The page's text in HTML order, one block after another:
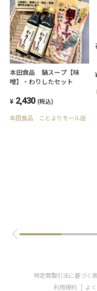
本田食品 鍋スープ【味
噌】・わりしたセット
2,430 (税込)
本田食品 ことよりモール店
特定商取引法に基づく
利用規約
よ